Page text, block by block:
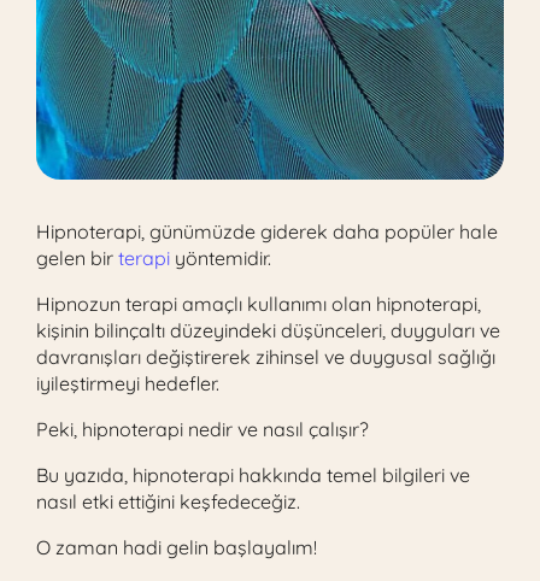
Hipnoterapi, günümüzde giderek daha popüler hale
gelen bir terapi yöntemidir.
Hipnozun terapi amaçlı kullanımı olan hipnoterapi,
kişinin bilinçaltı düzeyindeki düşünceleri, duyguları ve
davranışları değiştirerek zihinsel ve duygusal sağlığı
iyileştirmeyi hedefler.
Peki, hipnoterapi nedir ve nasıl çalışır?
Bu yazıda, hipnoterapi hakkında temel bilgileri ve
nasıl etki ettiğini keşfedeceğiz.
O zaman hadi gelin başlayalım!